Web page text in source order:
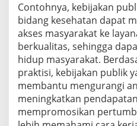
Contohnya, kebijakan
bidang kesehatan dapat
akses masyarakat ke
berkualitas, sehingga
hidup masyarakat.
praktisi, kebijakan publik
membantu mengurangi
meningkatkan
mempromosikan